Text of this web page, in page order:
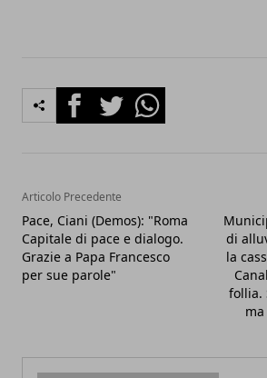
FacebookTwitterWhatsapp
Articolo Precedente
Pace, Ciani (Demos): "Roma
Capitale di pace e dialogo.
Grazie a Papa Francesco
per sue parole"
di
la
follia.